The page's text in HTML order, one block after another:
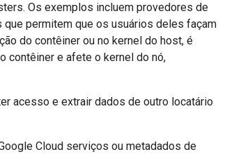
Os exemplos incluem provedores de
que permitem que os usuários deles façam
do contêiner ou no kernel do host, é
contêiner e afete o kernel do nó,
acesso e extrair dados de outro locatário
Cloud serviços ou metadados de